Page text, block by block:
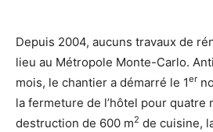
Depuis 2004, aucuns travaux de
lieu au Métropole Monte-Carlo.
mois, le chantier a démarré le 1er
la fermeture de l’hôtel pour quatre
destruction de 600 m2 de cuisine,